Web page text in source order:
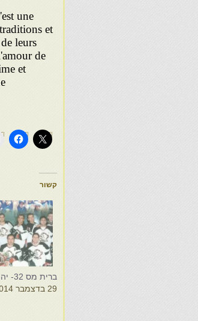
une
et
leurs
de
et
קשור
ברית מס 32- יהודי מרוקו בקנדה
29 בדצמבר 2014